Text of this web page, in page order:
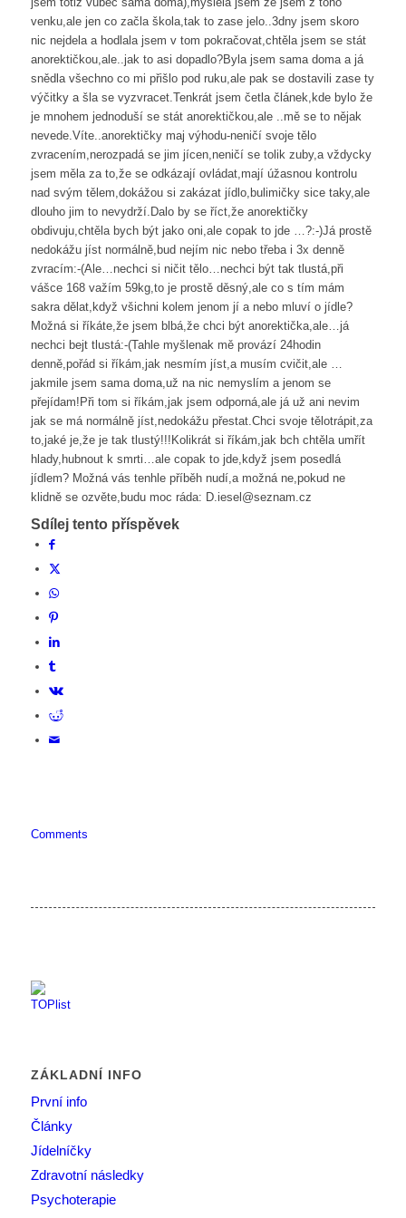
venku,ale jen co začla škola,tak to zase jelo..3dny jsem skoro
nic nejdela a hodlala jsem v tom pokračovat,chtěla jsem se stát
anorektičkou,ale..jak to asi dopadlo?Byla jsem sama doma a já
snědla všechno co mi přišlo pod ruku,ale pak se dostavili zase ty
výčitky a šla se vyzvracet.Tenkrát jsem četla článek,kde bylo že
je mnohem jednoduší se stát anorektičkou,ale ..mě se to nějak
nevede.Víte..anorektičky maj výhodu-neničí svoje tělo
zvracením,nerozpadá se jim jícen,neničí se tolik zuby,a vždycky
jsem měla za to,že se odkázají ovládat,mají úžasnou kontrolu
nad svým tělem,dokážou si zakázat jídlo,bulimičky sice taky,ale
dlouho jim to nevydrží.Dalo by se říct,že anorektičky
obdivuju,chtěla bych být jako oni,ale copak to jde …?:-)Já prostě
nedokážu jíst normálně,bud nejím nic nebo třeba i 3x denně
zvracím:-(Ale…nechci si ničit tělo…nechci být tak tlustá,při
vášce 168 važím 59kg,to je prostě děsný,ale co s tím mám
sakra dělat,když všichni kolem jenom jí a nebo mluví o jídle?
Možná si říkáte,že jsem blbá,že chci být anorektička,ale…já
nechci bejt tlustá:-(Tahle myšlenak mě provází 24hodin
denně,pořád si říkám,jak nesmím jíst,a musím cvičit,ale …
jakmile jsem sama doma,už na nic nemyslím a jenom se
přejídam!Při tom si říkám,jak jsem odporná,ale já už ani nevim
jak se má normálně jíst,nedokážu přestat.Chci svoje tělotrápit,za
to,jaké je,že je tak tlustý!!!Kolikrát si říkám,jak bch chtěla umřít
hlady,hubnout k smrti…ale copak to jde,když jsem posedlá
jídlem? Možná vás tenhle příběh nudí,a možná ne,pokud ne
klidně se ozvěte,budu moc ráda: D.iesel@seznam.cz
Sdílej tento příspěvek
Comments
ZÁKLADNÍ INFO
První info
Články
Jídelníčky
Zdravotní následky
Psychoterapie